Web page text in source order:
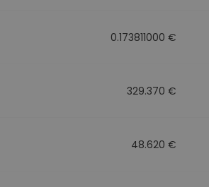
0.173811000 €
329.370 €
48.620 €